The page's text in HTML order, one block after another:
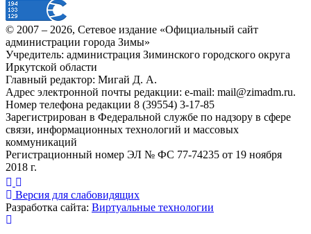
© 2007 – 2026, Сетевое издание «Официальный сайт
администрации города Зимы»
Учредитель: администрация Зиминского городского округа
Иркутской области
Главный редактор: Мигай Д. А.
Адрес электронной почты редакции: e-mail: mail@zimadm.ru.
Номер телефона редакции 8 (39554) 3-17-85
Зарегистрирован в Федеральной службе по надзору в сфере
связи, информационных технологий и массовых
коммуникаций
Регистрационный номер ЭЛ № ФС 77-74235 от 19 ноября
2018 г.
Версия для слабовидящих
Разработка сайта: Виртуальные технологии